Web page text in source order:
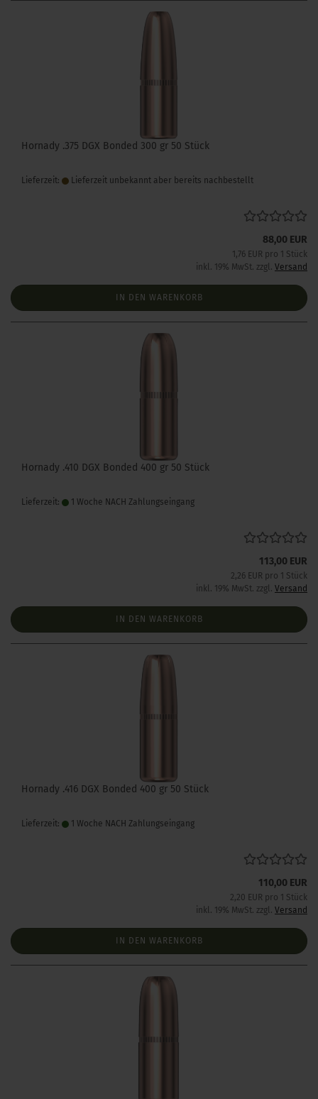
Hornady .375 DGX Bonded 300 gr 50 Stück
Lieferzeit: Lieferzeit unbekannt aber bereits nachbestellt
88,00 EUR
1,76 EUR pro 1 Stück
inkl. 19% MwSt. zzgl. Versand
IN DEN WARENKORB
Hornady .410 DGX Bonded 400 gr 50 Stück
Lieferzeit: 1 Woche NACH Zahlungseingang
113,00 EUR
2,26 EUR pro 1 Stück
inkl. 19% MwSt. zzgl. Versand
IN DEN WARENKORB
Hornady .416 DGX Bonded 400 gr 50 Stück
Lieferzeit: 1 Woche NACH Zahlungseingang
110,00 EUR
2,20 EUR pro 1 Stück
inkl. 19% MwSt. zzgl. Versand
IN DEN WARENKORB